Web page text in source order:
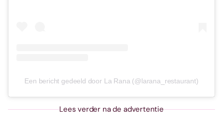
Een bericht gedeeld door La Rana (@larana_restaurant)
Lees verder na de advertentie